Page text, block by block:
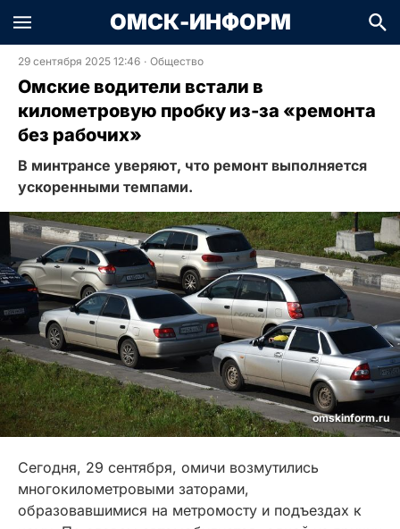
ОМСК-ИНФОРМ
29 сентября 2025 12:46 · Общество
Омские водители встали в
километровую пробку из-за «ремонта
без рабочих»
В минтрансе уверяют, что ремонт выполняется
ускоренными темпами.
omskinform.ru
Сегодня, 29 сентября, омичи возмутились
многокилометровыми заторами,
образовавшимися на метромосту и подъездах к